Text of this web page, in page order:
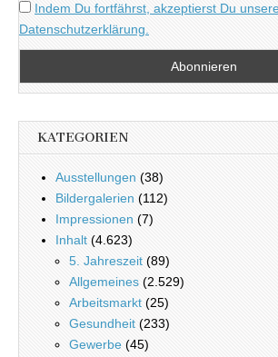
Indem Du fortfährst, akzeptierst Du unsere
Datenschutzerklärung.
KATEGORIEN
Ausstellungen (38)
Bildergalerien (112)
Impressionen (7)
Inhalt (4.623)
5. Jahreszeit (89)
Allgemeines (2.529)
Arbeitsmarkt (25)
Gesundheit (233)
Gewerbe (45)